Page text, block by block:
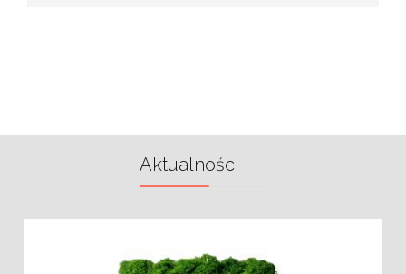
Aktualności